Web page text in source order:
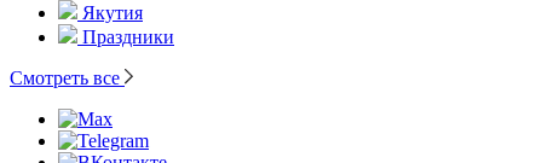
Якутия
Праздники
Смотреть все